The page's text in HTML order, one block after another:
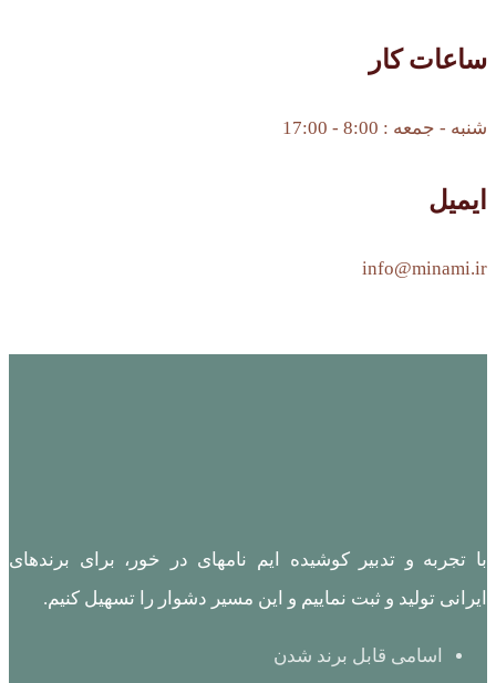
ساعات کار
شنبه - جمعه : 8:00 - 17:00
ایمیل
info@minami.ir
با تجربه و تدبیر کوشیده ایم نامهای در خور، برای برندهای
ایرانی تولید و ثبت نماییم و این مسیر دشوار را تسهیل کنیم.
اسامی قابل برند شدن